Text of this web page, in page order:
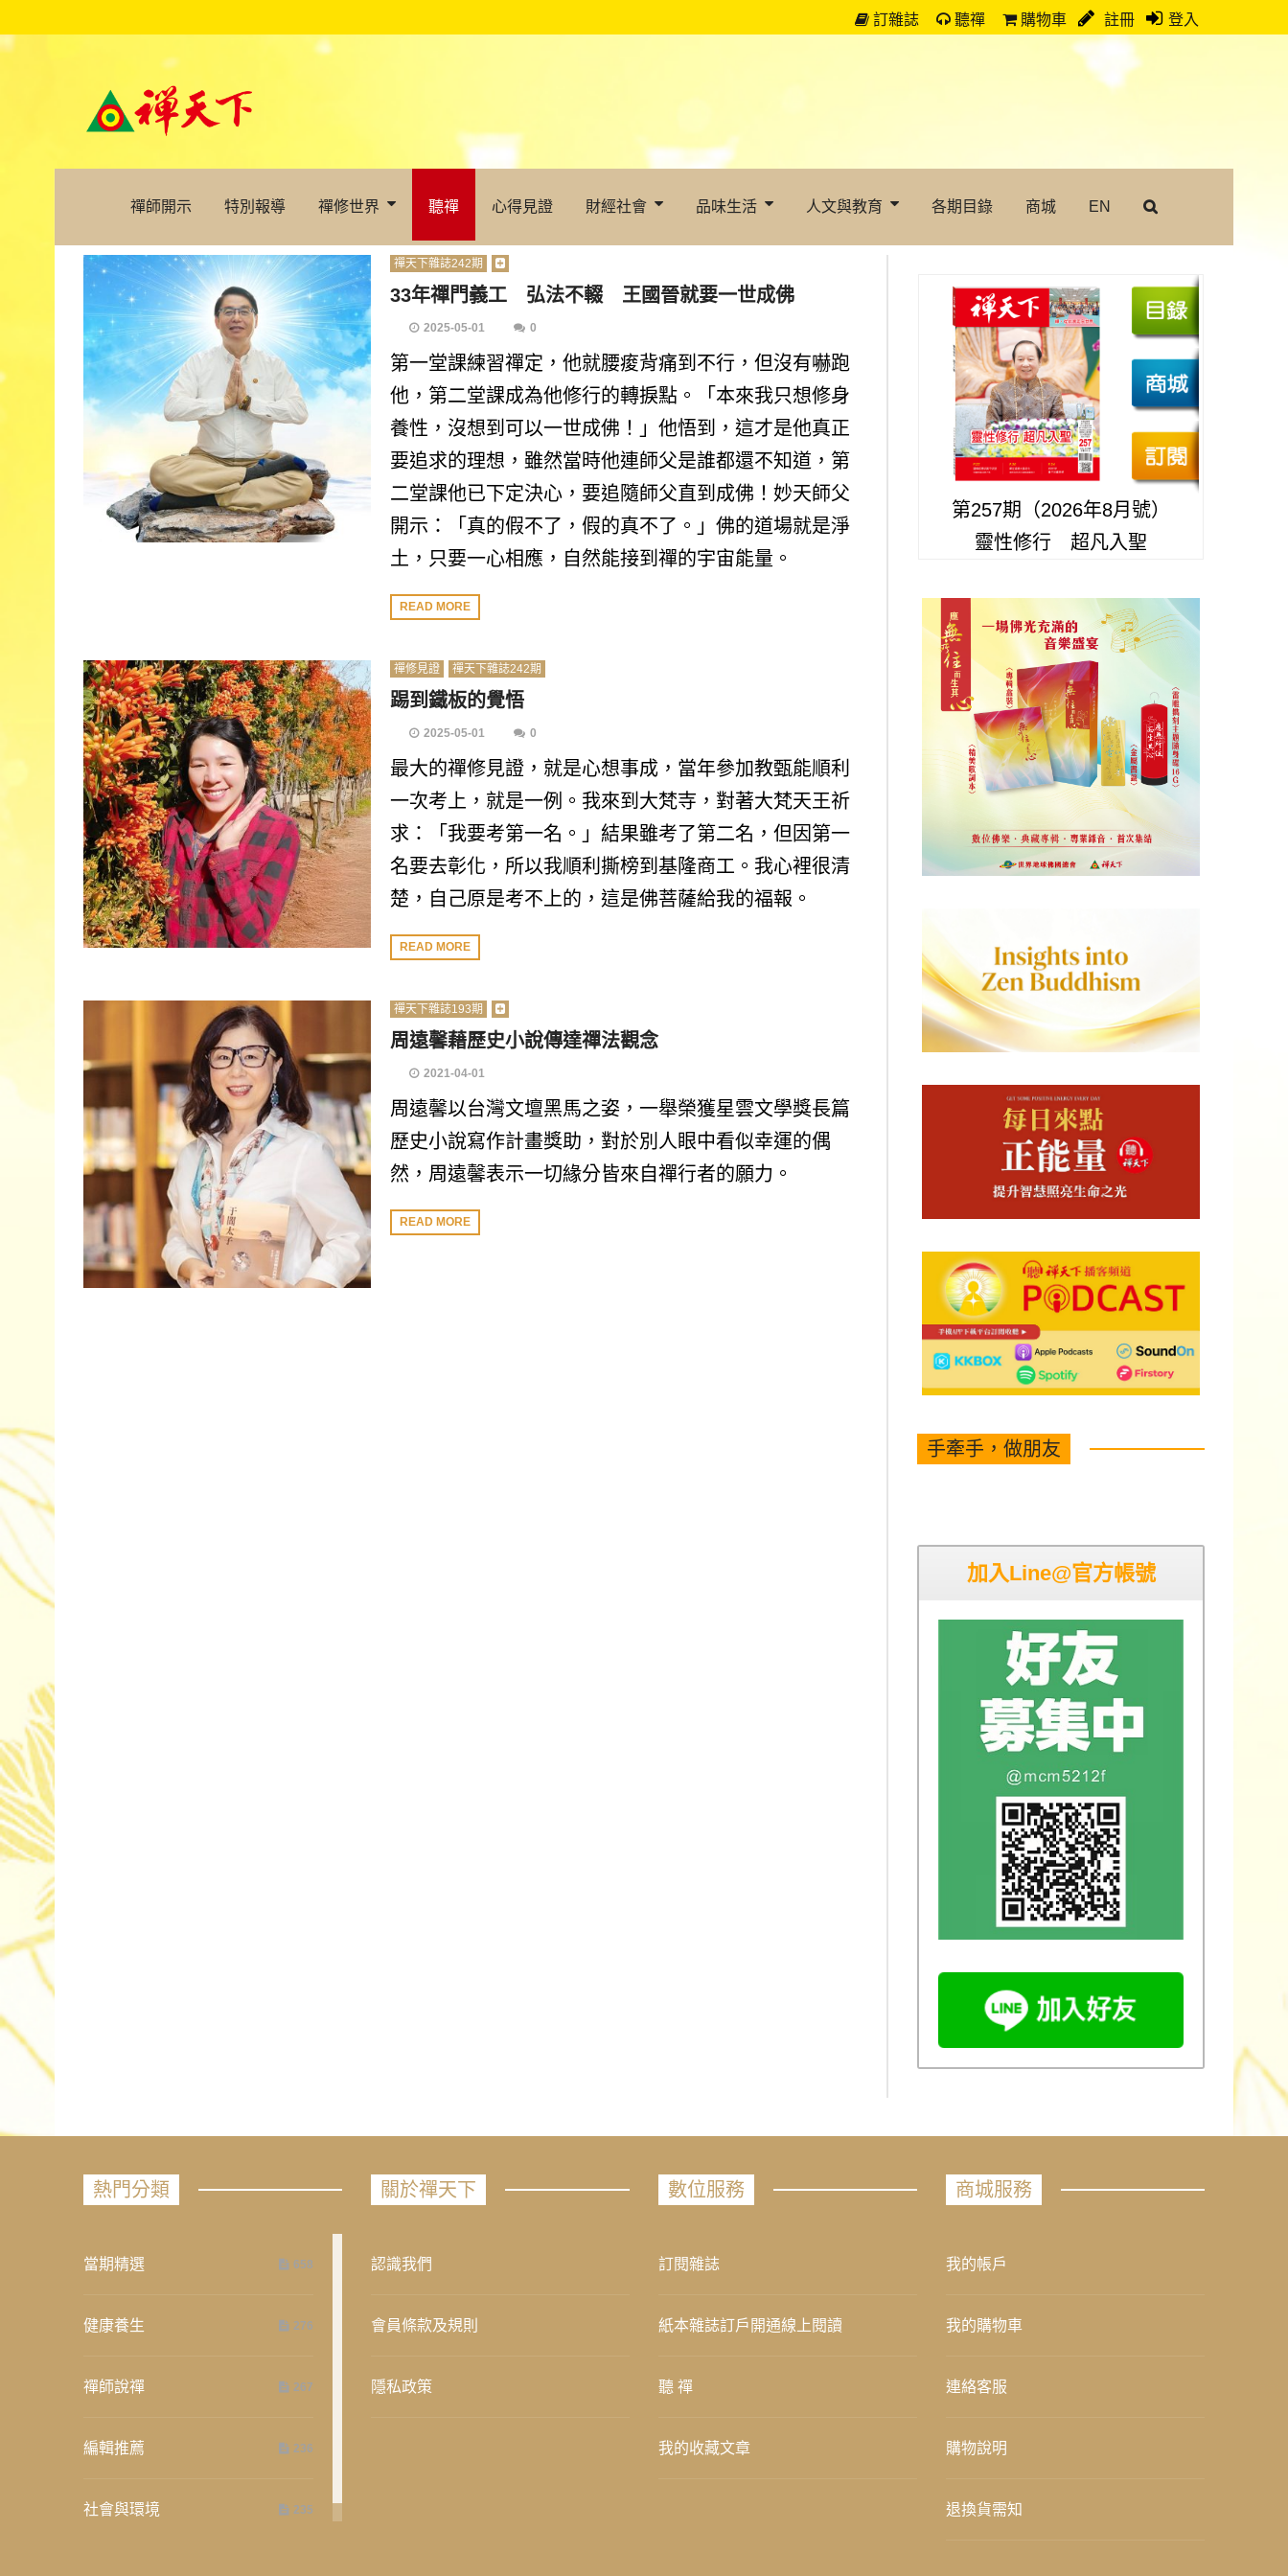
訂雜誌 聽禪 購物車 註冊 登入
禪師開示 特別報導 禪修世界 聽禪 心得見證 財經社會 品味生活 人文與教育 各期目錄 商城 EN
禪天下雜誌242期
33年禪門義工 弘法不輟 王國晉就要一世成佛
2025-05-01 0
第一堂課練習禪定，他就腰痠背痛到不行，但沒有嚇跑
他，第二堂課成為他修行的轉捩點。「本來我只想修身
養性，沒想到可以一世成佛！」他悟到，這才是他真正
要追求的理想，雖然當時他連師父是誰都還不知道，第
二堂課他已下定決心，要追隨師父直到成佛！妙天師父
開示：「真的假不了，假的真不了。」佛的道場就是淨
土，只要一心相應，自然能接到禪的宇宙能量。
READ MORE
禪修見證 禪天下雜誌242期
踢到鐵板的覺悟
2025-05-01 0
最大的禪修見證，就是心想事成，當年參加教甄能順利
一次考上，就是一例。我來到大梵寺，對著大梵天王祈
求：「我要考第一名。」結果雖考了第二名，但因第一
名要去彰化，所以我順利撕榜到基隆商工。我心裡很清
楚，自己原是考不上的，這是佛菩薩給我的福報。
READ MORE
禪天下雜誌193期
周遠馨藉歷史小說傳達禪法觀念
2021-04-01
周遠馨以台灣文壇黑馬之姿，一舉榮獲星雲文學獎長篇
歷史小說寫作計畫獎助，對於別人眼中看似幸運的偶
然，周遠馨表示一切緣分皆來自禪行者的願力。
READ MORE
第257期（2026年8月號）
靈性修行 超凡入聖
手牽手，做朋友
加入Line@官方帳號
熱門分類
當期精選 658
健康養生 276
禪師說禪 267
編輯推薦 236
社會與環境 235
關於禪天下
認識我們
會員條款及規則
隱私政策
數位服務
訂閱雜誌
紙本雜誌訂戶開通線上閱讀
聽 禪
我的收藏文章
商城服務
我的帳戶
我的購物車
連絡客服
購物說明
退換貨需知